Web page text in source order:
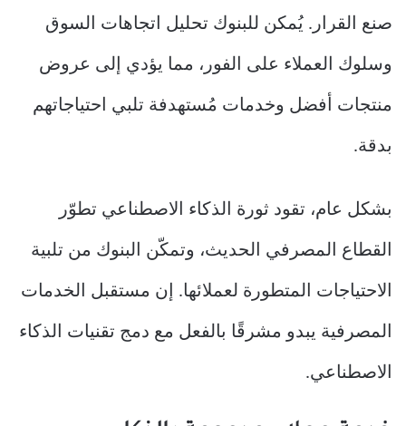
صنع القرار. يُمكن للبنوك تحليل اتجاهات السوق
وسلوك العملاء على الفور، مما يؤدي إلى عروض
منتجات أفضل وخدمات مُستهدفة تلبي احتياجاتهم
بدقة.
بشكل عام، تقود ثورة الذكاء الاصطناعي تطوّر
القطاع المصرفي الحديث، وتمكّن البنوك من تلبية
الاحتياجات المتطورة لعملائها. إن مستقبل الخدمات
المصرفية يبدو مشرقًا بالفعل مع دمج تقنيات الذكاء
الاصطناعي.